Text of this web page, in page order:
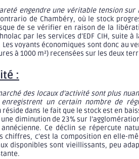
engendre une véritable tension
de Chambéry, où le stock
de se vérifier en raison de la
par les services d’EDF CIH, suite
voyants économiques sont donc au
à 1000 m²) recensées sur les deux
:
des locaux d’activité sont plus
un certain nombre de
réside dans le fait que le stock est en
diminution de 23% sur
Ce déclin se répercute
chiffres, c’est la composition en elle-
disponibles sont vieillissants, peu